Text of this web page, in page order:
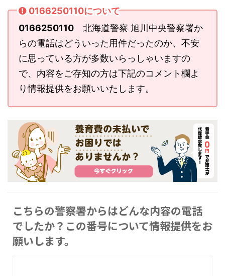
0166250110について
0166250110 北海道警察 旭川中央警察署か
らの電話はどういった用件だったのか、不安
に思っている方が多数いらっしゃいますの
で、内容をご存知の方は下記のコメント欄よ
り情報提供をお願いいたします。
こちらの警察署からはどんな内容の電話
でしたか？この番号について情報提供をお
願いします。